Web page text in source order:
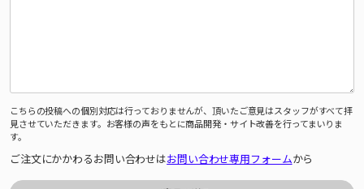
こちらの投稿への個別対応は行っておりませんが、頂いたご意見はスタッフがすべて拝
見させていただきます。お客様の声をもとに商品開発・サイト改善を行ってまいりま
す。
ご注文にかかわるお問い合わせはお問い合わせ専用フォームから